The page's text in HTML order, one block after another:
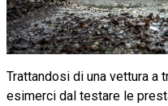
Trattandosi di una vettura a
esimerci dal testare le